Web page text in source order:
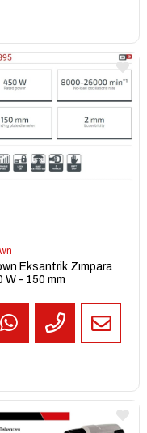
Eksantrik Zımpara
W - 150 mm